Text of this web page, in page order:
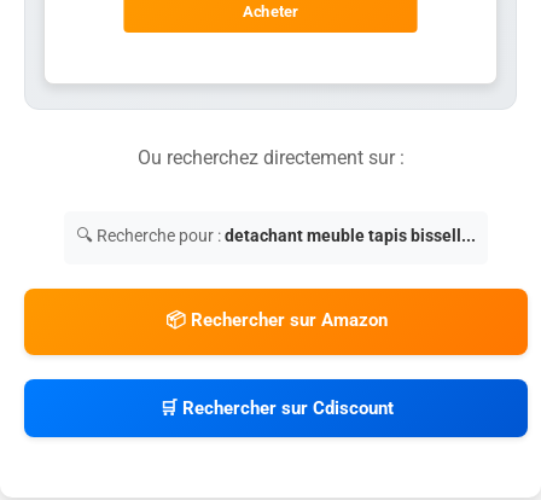
Acheter
Ou recherchez directement sur :
🔍 Recherche pour :detachant meuble tapis bissell...
📦 Rechercher sur Amazon
🛒 Rechercher sur Cdiscount